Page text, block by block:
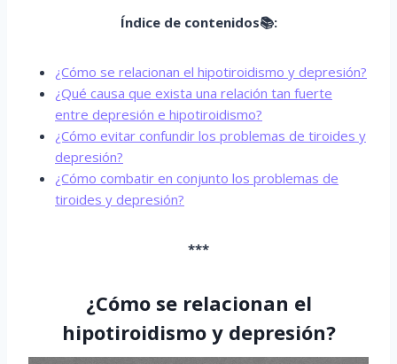
Índice de contenidos📚:
¿Cómo se relacionan el hipotiroidismo y depresión?
¿Qué causa que exista una relación tan fuerte
entre depresión e hipotiroidismo?
¿Cómo evitar confundir los problemas de tiroides y
depresión?
¿Cómo combatir en conjunto los problemas de
tiroides y depresión?
***
¿Cómo se relacionan el
hipotiroidismo y depresión?